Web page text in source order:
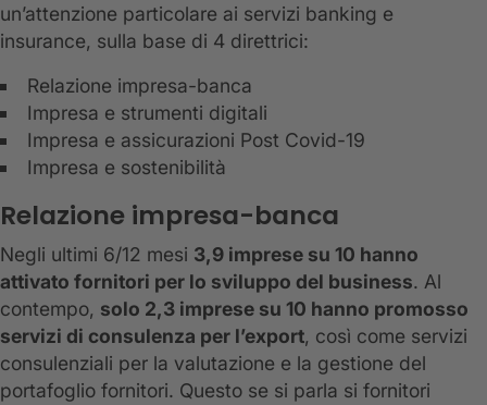
un’attenzione particolare ai servizi banking e
insurance, sulla base di 4 direttrici:
Relazione impresa-banca
Impresa e strumenti digitali
Impresa e assicurazioni Post Covid-19
Impresa e sostenibilità
Relazione impresa-banca
Negli ultimi 6/12 mesi 3,9 imprese su 10 hanno
attivato fornitori per lo sviluppo del business. Al
contempo, solo 2,3 imprese su 10 hanno promosso
servizi di consulenza per l’export, così come servizi
consulenziali per la valutazione e la gestione del
portafoglio fornitori. Questo se si parla si fornitori